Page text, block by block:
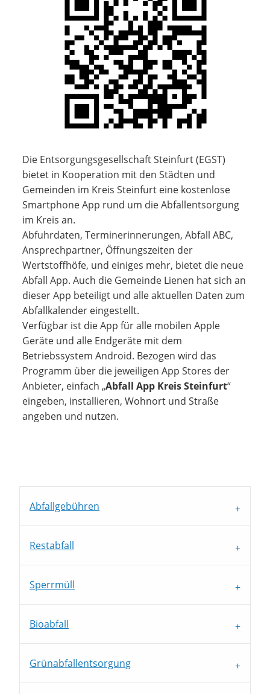
Die Entsorgungsgesellschaft Steinfurt (EGST)
bietet in Kooperation mit den Städten und
Gemeinden im Kreis Steinfurt eine kostenlose
Smartphone App rund um die Abfallentsorgung
im Kreis an.
Abfuhrdaten, Terminerinnerungen, Abfall ABC,
Ansprechpartner, Öffnungszeiten der
Wertstoffhöfe, und einiges mehr, bietet die neue
Abfall App. Auch die Gemeinde Lienen hat sich an
dieser App beteiligt und alle aktuellen Daten zum
Abfallkalender eingestellt.
Verfügbar ist die App für alle mobilen Apple
Geräte und alle Endgeräte mit dem
Betriebssystem Android. Bezogen wird das
Programm über die jeweiligen App Stores der
Anbieter, einfach „Abfall App Kreis Steinfurt“
eingeben, installieren, Wohnort und Straße
angeben und nutzen.
Abfallgebühren
Restabfall
Sperrmüll
Bioabfall
Grünabfallentsorgung